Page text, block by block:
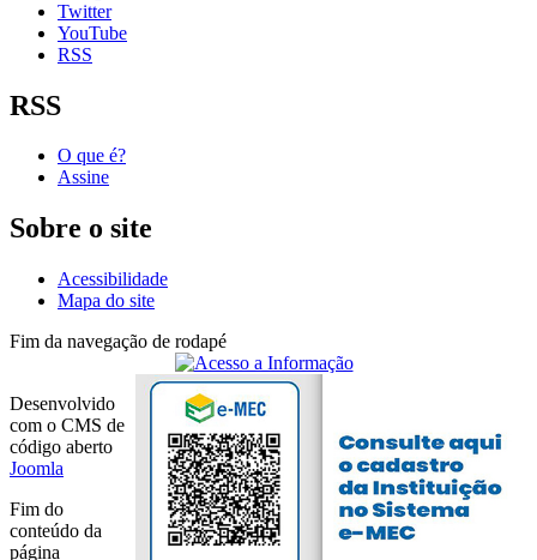
Twitter
YouTube
RSS
RSS
O que é?
Assine
Sobre o site
Acessibilidade
Mapa do site
Fim da navegação de rodapé
Desenvolvido
com o CMS de
código aberto
Joomla
Fim do
conteúdo da
página